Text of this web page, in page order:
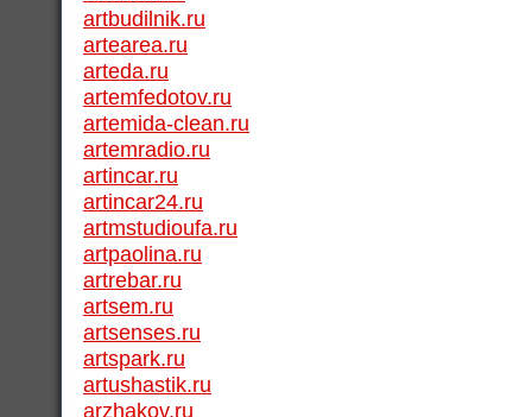
artbudilnik.ru
artearea.ru
arteda.ru
artemfedotov.ru
artemida-clean.ru
artemradio.ru
artincar.ru
artincar24.ru
artmstudioufa.ru
artpaolina.ru
artrebar.ru
artsem.ru
artsenses.ru
artspark.ru
artushastik.ru
arzhakov.ru